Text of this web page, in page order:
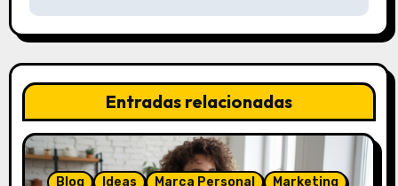
c
i
ó
n
d
Entradas relacionadas
Blog Ideas Marca Personal
Marketing